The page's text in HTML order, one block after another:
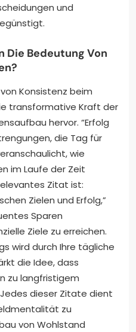
und
Die Bedeutung Von
Konsistenz beim
transformative Kraft der
hervor. “Erfolg
die Tag für
wie
im Laufe der Zeit
Zitat ist:
Zielen und Erfolg,”
Sparen
Ziele zu erreichen.
wird durch Ihre tägliche
die Idee, dass
zu langfristigem
dieser Zitate dient
zu
von Wohlstand